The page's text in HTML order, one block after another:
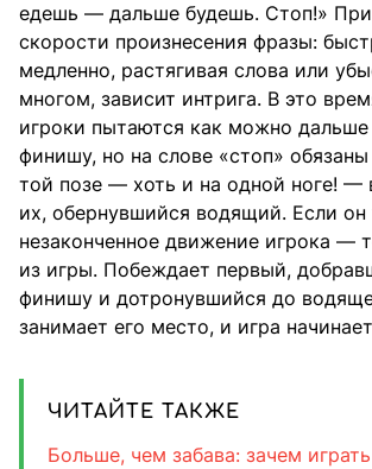
едешь — дальше будешь. Стоп!»
скорости произнесения фразы:
медленно, растягивая слова или
многом, зависит интрига. В это
игроки пытаются как можно
финишу, но на слове «стоп»
той позе — хоть и на одной ноге! —
их, обернувшийся водящий. Если он
незаконченное движение игрока —
из игры. Побеждает первый,
финишу и дотронувшийся до
занимает его место, и игра
ЧИТАЙТЕ ТАКЖЕ
Больше, чем забава: зачем